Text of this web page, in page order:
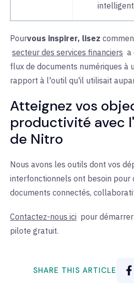
Pourvous inspirer, lisez
secteur des services financiers a
flux de documents numériques à
rapport à l'outil qu'il utilisait
Atteignez vos
productivité avec
de Nitro
Nous avons les outils dont vos
interfonctionnels ont besoin pour
documents connectés,
Contactez-nous ici pour
pilote gratuit.
SHARE THIS ARTICLE